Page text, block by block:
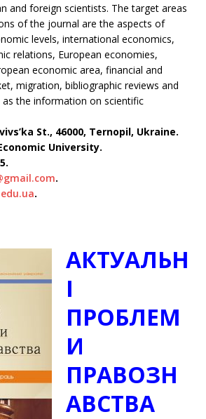
and foreign scientists. The target areas
of the journal are the aspects of
levels, international economics,
relations, European economies,
economic area, financial and
migration, bibliographic reviews and
as the information on scientific
St., 46000, Ternopil, Ukraine.
University.
.
.
АКТУАЛЬН
І
ПРОБЛЕМ
И
ПРАВОЗН
АВСТВА